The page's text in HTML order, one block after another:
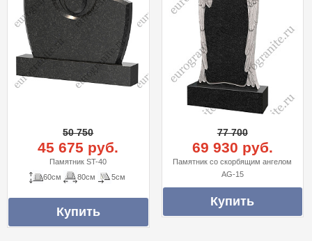
50 750
45 675 руб.
Памятник ST-40
60см
80см 5см
77 700
69 930 руб.
Памятник со скорбящим ангелом
AG-15